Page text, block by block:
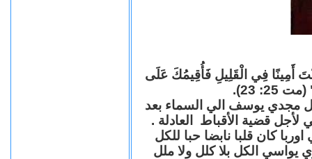
أَمِينًا فِي الْقَلِيلِ فَأُقِيمُكَ عَلَى
23).
مجدي يوسف الي السماء بعد
قضية الأقباط العادلة .
كان قلبا نابضا حبا للكل
يواسي الكل بلا كلل ولا ملل